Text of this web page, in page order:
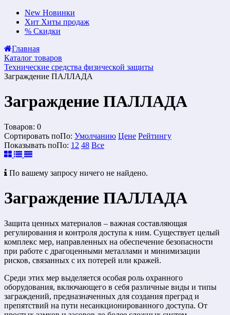
New Новинки
Хит Хиты продаж
% Скидки
Главная
Каталог товаров
Технические средства физической защиты
Заграждение ПАЛЛАДА
Заграждение ПАЛЛАДА
Товаров: 0
Сортировать поПо: Умолчанию Цене Рейтингу
Показывать поПо: 12 48 Все
По вашему запросу ничего не найдено.
Заграждение ПАЛЛАДА
Защита ценных материалов – важная составляющая
регулирования и контроля доступа к ним. Существует целый
комплекс мер, направленных на обеспечение безопасности
при работе с драгоценными металлами и минимизации
рисков, связанных с их потерей или кражей.
Среди этих мер выделяется особая роль охранного
оборудования, включающего в себя различные виды и типы
заграждений, предназначенных для создания преград и
препятствий на пути несанкционированного доступа. От